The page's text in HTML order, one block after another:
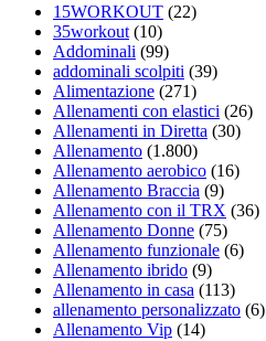
15WORKOUT (22)
35workout (10)
Addominali (99)
addominali scolpiti (39)
Alimentazione (271)
Allenamenti con elastici (26)
Allenamenti in Diretta (30)
Allenamento (1.800)
Allenamento aerobico (16)
Allenamento Braccia (9)
Allenamento con il TRX (36)
Allenamento Donne (75)
Allenamento funzionale (6)
Allenamento ibrido (9)
Allenamento in casa (113)
allenamento personalizzato (6)
Allenamento Vip (14)